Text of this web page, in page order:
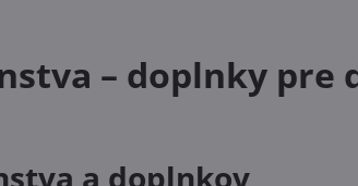
– doplnky pre
a doplnkov